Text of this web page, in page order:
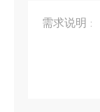
需求说明 :